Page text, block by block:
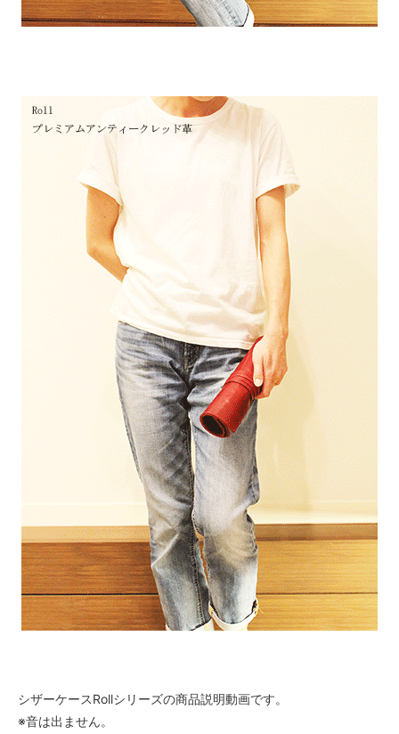
シザーケースRollシリーズの商品説明動画です。
※音は出ません。